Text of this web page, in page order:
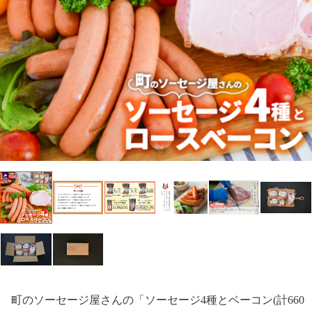
町のソーセージ屋さんの「ソーセージ4種とベーコン(計660